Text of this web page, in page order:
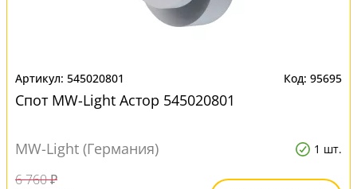
545020801 95695
Спот MW-Light Астор 545020801
MW-Light (Германия) 1 шт.
6 760 ₽